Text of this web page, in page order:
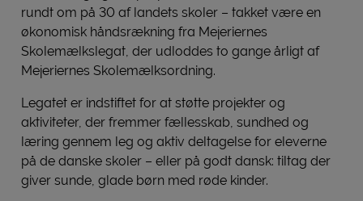
rundt om på 30 af landets skoler – takket være en
økonomisk håndsrækning fra Mejeriernes
Skolemælkslegat, der udloddes to gange årligt af
Mejeriernes Skolemælksordning.
Legatet er indstiftet for at støtte projekter og
aktiviteter, der fremmer fællesskab, sundhed og
læring gennem leg og aktiv deltagelse for eleverne
på de danske skoler – eller på godt dansk: tiltag der
giver sunde, glade børn med røde kinder.